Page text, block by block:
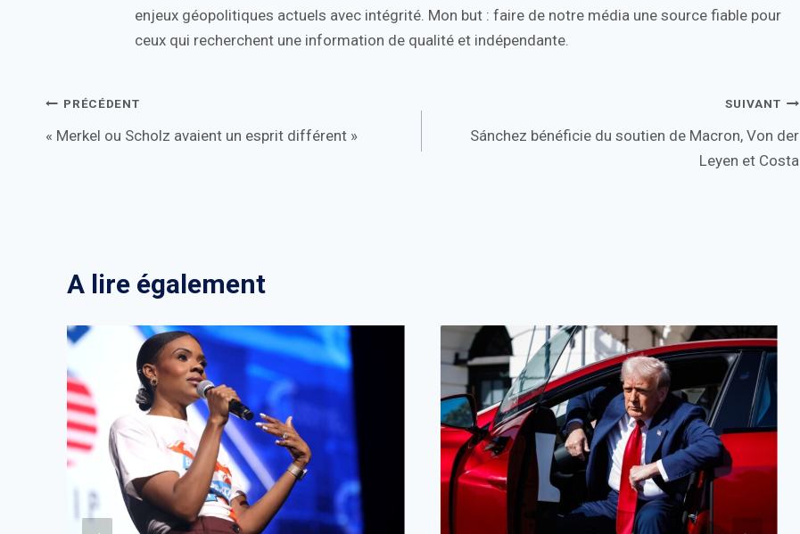
enjeux géopolitiques actuels avec intégrité. Mon but : faire de notre média une source fiable pour
ceux qui recherchent une information de qualité et indépendante.
Navigation
de
PRÉCÉDENT
« Merkel ou Scholz avaient un esprit différent »
SUIVANT
Sánchez bénéficie du soutien de Macron, Von der
Leyen et Costa
A lire également